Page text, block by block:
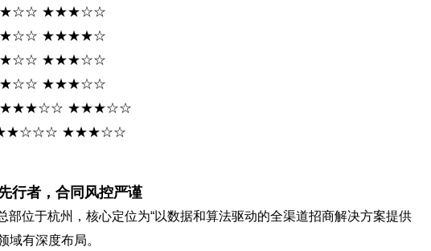
★★★☆☆
★★★★☆
★★★☆☆
★★★☆☆
★★★☆☆ ★★★☆☆
★★☆☆☆ ★★★☆☆
行者，合同风控严谨
部位于杭州，核心定位为“以数据和算法驱动的全渠道招商解决方案提供
域有深度布局。